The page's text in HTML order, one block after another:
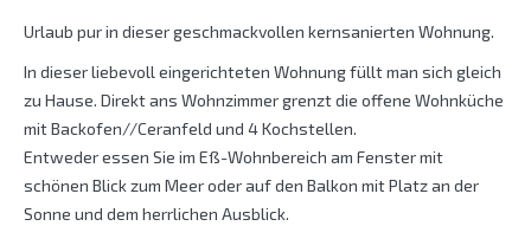
Urlaub pur in dieser geschmackvollen kernsanierten Wohnung.
In dieser liebevoll eingerichteten Wohnung füllt man sich gleich
zu Hause. Direkt ans Wohnzimmer grenzt die offene Wohnküche
mit Backofen//Ceranfeld und 4 Kochstellen.
Entweder essen Sie im Eß-Wohnbereich am Fenster mit
schönen Blick zum Meer oder auf den Balkon mit Platz an der
Sonne und dem herrlichen Ausblick.